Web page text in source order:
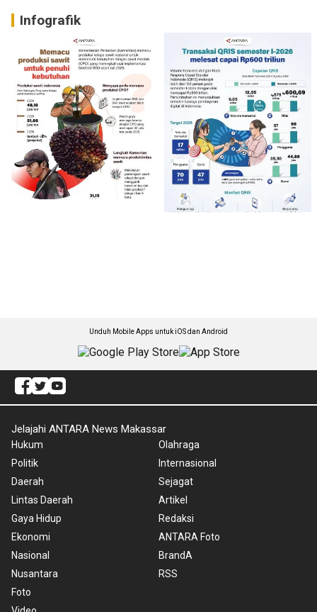
Infografik
Unduh Mobile Apps untuk iOS dan Android
Jelajahi ANTARA News Makassar
Hukum
Politik
Daerah
Lintas Daerah
Gaya Hidup
Ekonomi
Nasional
Nusantara
Foto
Olahraga
Internasional
Sejagat
Artikel
Redaksi
ANTARA Foto
BrandA
RSS